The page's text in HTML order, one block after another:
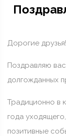
Дорогие друзья!
Поздравляю
долгожданных
Традиционно в
года
позитивные